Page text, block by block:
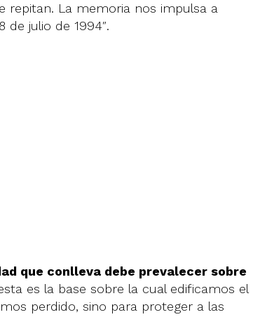
repitan. La memoria nos impulsa a
julio de 1994″.
que conlleva debe prevalecer sobre
es la base sobre la cual edificamos el
perdido, sino para proteger a las